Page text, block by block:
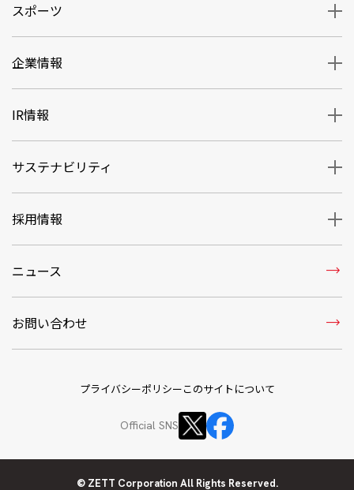
スポーツ
企業情報
IR情報
サステナビリティ
採用情報
ニュース trending_flat
お問い合わせ trending_flat
プライバシーポリシーこのサイトについて
Official SNS
© ZETT Corporation All Rights Reserved.